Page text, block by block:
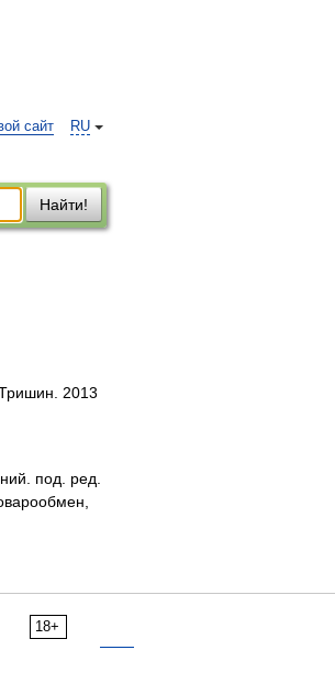
RU
сайт
Найти!
2013
под. ред.
18+